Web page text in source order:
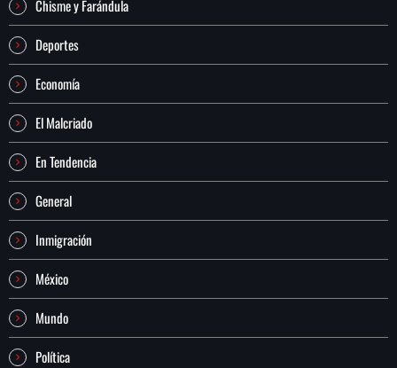
Chisme y Farándula
Deportes
Economía
El Malcriado
En Tendencia
General
Inmigración
México
Mundo
Política